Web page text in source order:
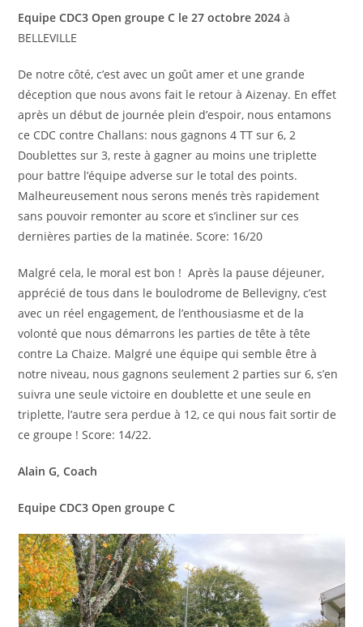
Equipe CDC3 Open groupe C le 27 octobre 2024 à
BELLEVILLE
De notre côté, c’est avec un goût amer et une grande
déception que nous avons fait le retour à Aizenay. En effet
après un début de journée plein d’espoir, nous entamons
ce CDC contre Challans: nous gagnons 4 TT sur 6, 2
Doublettes sur 3, reste à gagner au moins une triplette
pour battre l’équipe adverse sur le total des points.
Malheureusement nous serons menés très rapidement
sans pouvoir remonter au score et s’incliner sur ces
dernières parties de la matinée. Score: 16/20
Malgré cela, le moral est bon ! Après la pause déjeuner,
apprécié de tous dans le boulodrome de Bellevigny, c’est
avec un réel engagement, de l’enthousiasme et de la
volonté que nous démarrons les parties de tête à tête
contre La Chaize. Malgré une équipe qui semble être à
notre niveau, nous gagnons seulement 2 parties sur 6, s’en
suivra une seule victoire en doublette et une seule en
triplette, l’autre sera perdue à 12, ce qui nous fait sortir de
ce groupe ! Score: 14/22.
Alain G, Coach
Equipe CDC3 Open groupe C